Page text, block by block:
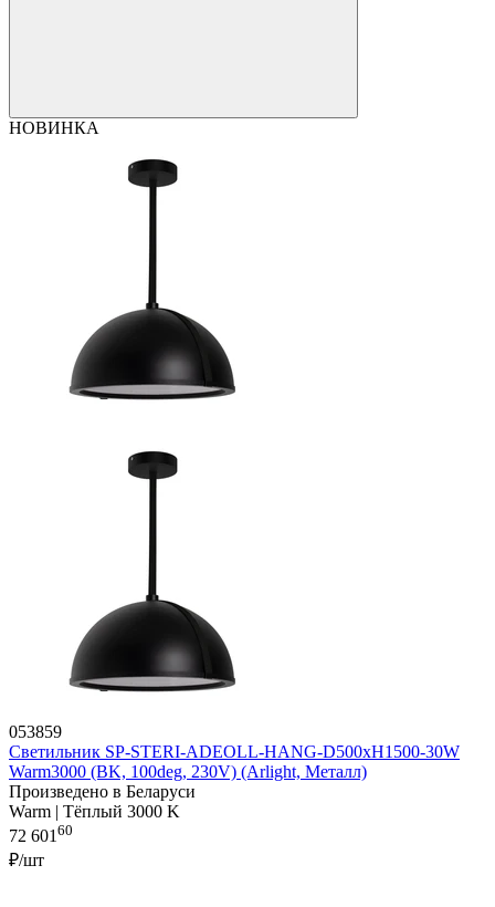
НОВИНКА
053859
Светильник SP-STERI-ADEOLL-HANG-D500xH1500-30W
Warm3000 (BK, 100deg, 230V) (Arlight, Металл)
Произведено в Беларуси
Warm | Тёплый 3000 K
72 60160
₽/шт